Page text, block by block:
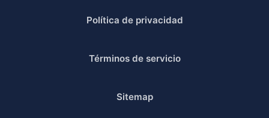
Política de privacidad
Términos de servicio
Sitemap